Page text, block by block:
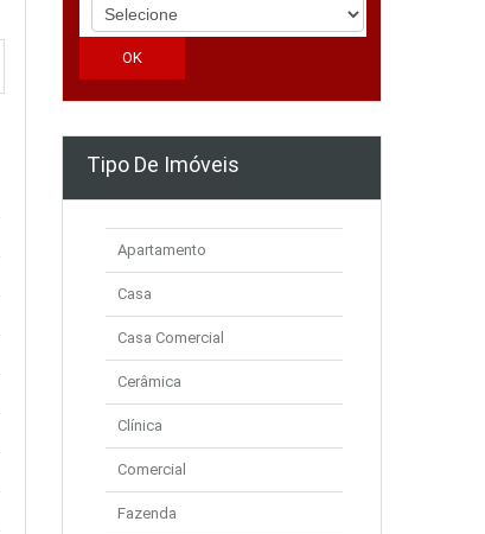
Tipo De Imóveis
Apartamento
Casa
Casa Comercial
Cerâmica
Clínica
Comercial
Fazenda